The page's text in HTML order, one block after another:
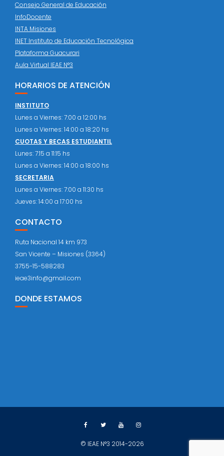
Consejo General de Educación
InfoDocente
INTA Misiones
INET Instituto de Educación Tecnológica
Plataforma Guacurari
Aula Virtual IEAE N°3
HORARIOS DE ATENCIÓN
INSTITUTO
Lunes a Viernes: 7:00 a 12:00 hs
Lunes a Viernes: 14:00 a 18:20 hs
CUOTAS Y BECAS ESTUDIANTIL
Lunes: 7:15 a 11:15 hs
Lunes a Viernes: 14:00 a 18:00 hs
SECRETARIA
Lunes a Viernes: 7:00 a 11:30 hs
Jueves: 14:00 a 17:00 hs
CONTACTO
Ruta Nacional 14 km 973
San Vicente – Misiones (3364)
3755-15-588283
ieae3info@gmail.com
DONDE ESTAMOS
© IEAE N°3 2014-2026